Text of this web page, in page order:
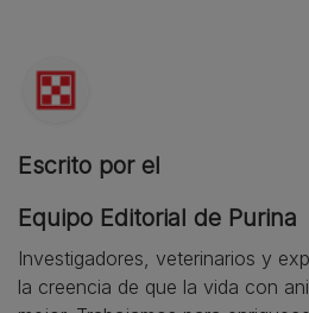
Escrito por el
Equipo Editorial de Purina
Investigadores, veterinarios y
la creencia de que la vida con